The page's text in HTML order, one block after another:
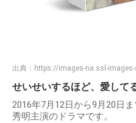
出典： https://images-na.ssl-
せいせいするほど、愛して
2016年7月12日から9月20日
秀明主演のドラマです。